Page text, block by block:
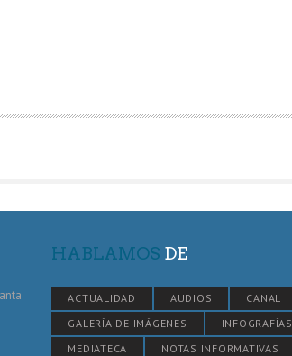
HABLAMOS DE
ACTUALIDAD AUDIOS
CANAL
GALERÍA DE IMÁGENES
INFOGRAFÍAS
MEDIATECA
NOTAS INFORMATIVAS